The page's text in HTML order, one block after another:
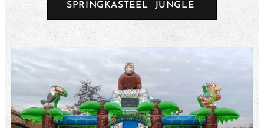
SPRINGKASTEEL JUNGLE